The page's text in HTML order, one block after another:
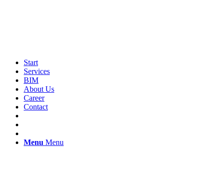
Start
Services
BIM
About Us
Career
Contact
Menu Menu